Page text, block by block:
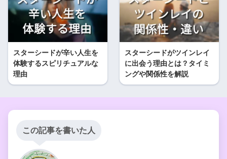
スターシードが辛い人生を
体験するスピリチュアルな
理由
スターシードがツインレイ
に出会う理由とは？タイミ
ングや関係性を解説
この記事を書いた人